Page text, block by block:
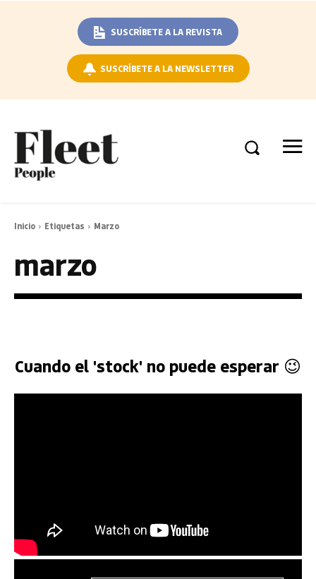
SUSCRÍBETE A LA REVISTA
SUSCRÍBETE A LA NEWSLETTER
Inicio Etiquetas Marzo
marzo
Cuando el 'stock' no puede esperar 😉